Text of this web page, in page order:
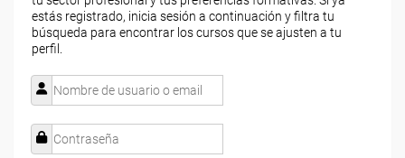
estás registrado, inicia sesión a continuación y filtra tu
búsqueda para encontrar los cursos que se ajusten a tu
perfil.